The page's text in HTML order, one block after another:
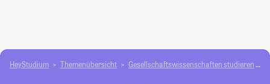
HeyStudium Themenübersicht Gesellschafts­­wissenschaften studieren